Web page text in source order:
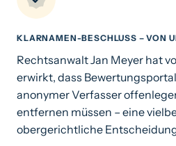
KLARNAMEN-BESCHLUSS – VON
Rechtsanwalt Jan Meyer hat
erwirkt, dass
anonymer Verfasser
entfernen müssen – eine
obergerichtliche